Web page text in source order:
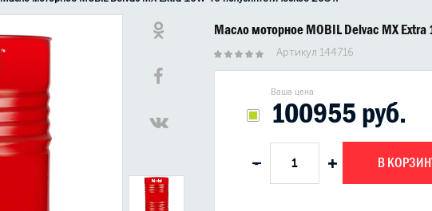
Масло моторное MOBIL Delvac MX Extra
Артикул 144716
Ваша цена
100955 руб.
- + В